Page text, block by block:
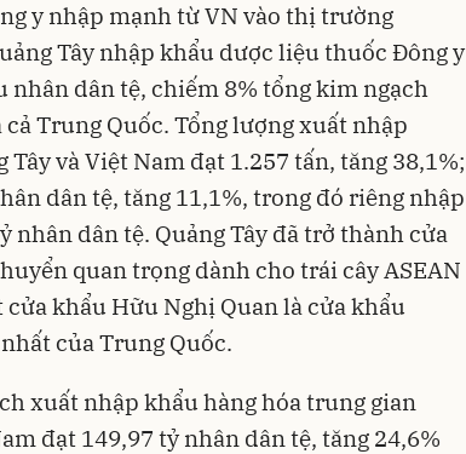
y nhập mạnh từ VN vào thị trường
Tây nhập khẩu dược liệu thuốc Đông y
nhân dân tệ, chiếm 8% tổng kim ngạch
Trung Quốc. Tổng lượng xuất nhập
Tây và Việt Nam đạt 1.257 tấn, tăng 38,1%;
dân tệ, tăng 11,1%, trong đó riêng nhập
nhân dân tệ. Quảng Tây đã trở thành cửa
quan trọng dành cho trái cây ASEAN
khẩu Hữu Nghị Quan là cửa khẩu
của Trung Quốc.
xuất nhập khẩu hàng hóa trung gian
đạt 149,97 tỷ nhân dân tệ, tăng 24,6%